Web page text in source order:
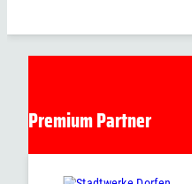
Premium Partner